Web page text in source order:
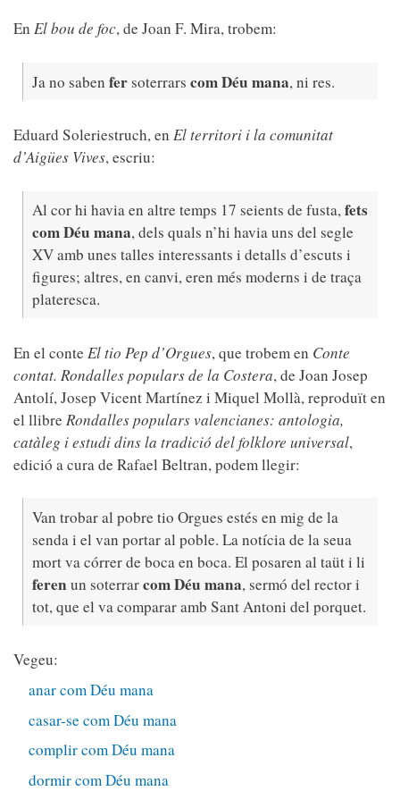
En El bou de foc, de Joan F. Mira, trobem:
Ja no saben fer soterrars com Déu mana, ni res.
Eduard Soleriestruch, en El territori i la comunitat
d’Aigües Vives, escriu:
Al cor hi havia en altre temps 17 seients de fusta,fets
com Déu mana, dels quals n’hi havia uns del segle
XV amb unes talles interessants i detalls d’escuts i
figures; altres, en canvi, eren més moderns i de traça
plateresca.
En el conte El tio Pep d’Orgues, que trobem en Conte
contat. Rondalles populars de la Costera, de Joan Josep
Antolí, Josep Vicent Martínez i Miquel Mollà, reproduït en
el llibre Rondalles populars valencianes: antologia,
catàleg i estudi dins la tradició del folklore universal,
edició a cura de Rafael Beltran, podem llegir:
Van trobar al pobre tio Orgues estés en mig de la
senda i el van portar al poble. La notícia de la seua
mort va córrer de boca en boca. El posaren al taüt i li
feren un soterrarcom Déu mana, sermó del rector i
tot, que el va comparar amb Sant Antoni del porquet.
Vegeu:
anar com Déu mana
casar-se com Déu mana
complir com Déu mana
dormir com Déu mana